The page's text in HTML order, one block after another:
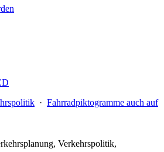
· Fahrradpiktogramme auch auf
Verkehrspolitik,